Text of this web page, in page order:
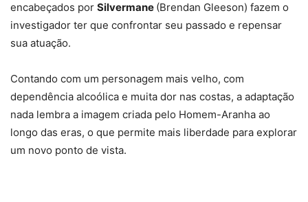
encabeçados por Silvermane (Brendan Gleeson) fazem o
investigador ter que confrontar seu passado e repensar
sua atuação.
Contando com um personagem mais velho, com
dependência alcoólica e muita dor nas costas, a adaptação
nada lembra a imagem criada pelo Homem-Aranha ao
longo das eras, o que permite mais liberdade para explorar
um novo ponto de vista.